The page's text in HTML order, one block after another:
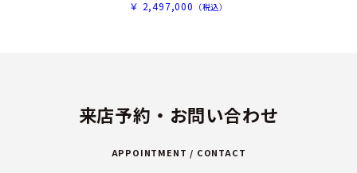
￥ 2,497,000 （税込）
来店予約・お問い合わせ
APPOINTMENT / CONTACT